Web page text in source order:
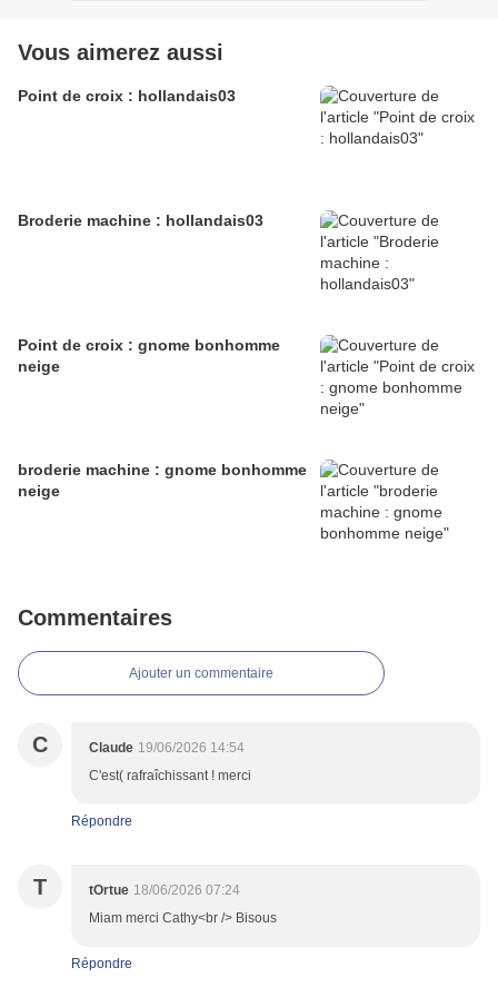
Vous aimerez aussi
Point de croix : hollandais03
Broderie machine : hollandais03
Point de croix : gnome bonhomme
neige
broderie machine : gnome bonhomme
neige
Commentaires
Ajouter un commentaire
C Claude 19/06/2026 14:54
C'est( rafraîchissant ! merci
Répondre
T tOrtue 18/06/2026 07:24
Miam merci Cathy<br /> Bisous
Répondre